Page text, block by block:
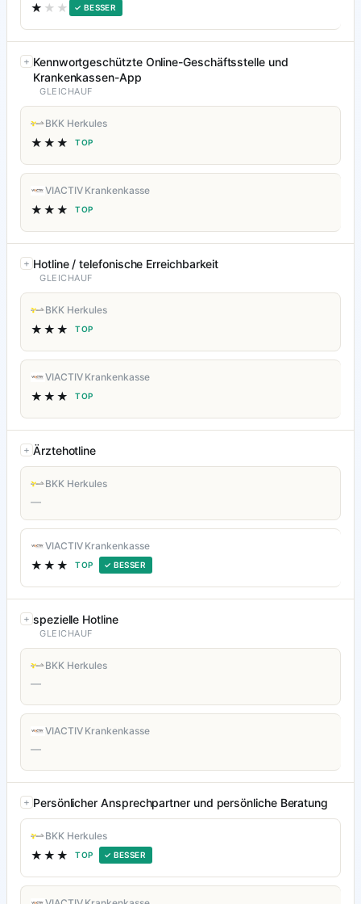
★ ★★ ✓ BESSER
Kennwortgeschützte Online-Geschäftsstelle und
Krankenkassen-App
GLEICHAUF
BKK Herkules
★★★ TOP
VIACTIV Krankenkasse
★★★ TOP
Hotline / telefonische Erreichbarkeit
GLEICHAUF
BKK Herkules
★★★ TOP
VIACTIV Krankenkasse
★★★ TOP
Ärztehotline
BKK Herkules
—
VIACTIV Krankenkasse
★★★ TOP ✓ BESSER
spezielle Hotline
GLEICHAUF
BKK Herkules
—
VIACTIV Krankenkasse
—
Persönlicher Ansprechpartner und persönliche Beratung
BKK Herkules
★★★ TOP ✓ BESSER